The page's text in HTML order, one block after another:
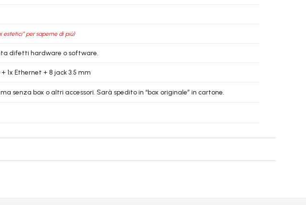
per saperne di più)
difetti hardware o software.
+ 1x Ethernet + 8 jack 3.5 mm
senza box o altri accessori. Sarà spedito in “box originale” in cartone.